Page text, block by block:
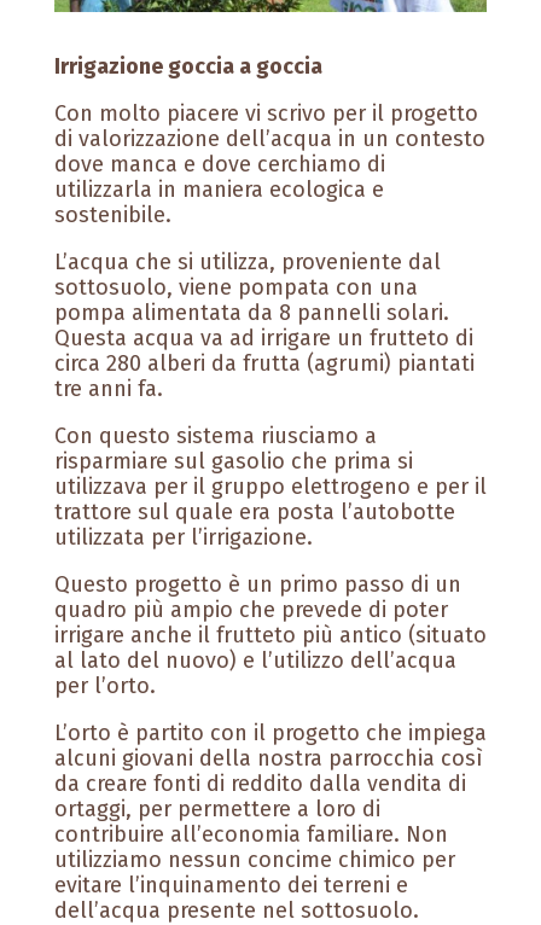
Irrigazione goccia a goccia
Con molto piacere vi scrivo per il progetto
di valorizzazione dell’acqua in un contesto
dove manca e dove cerchiamo di
utilizzarla in maniera ecologica e
sostenibile.
L’acqua che si utilizza, proveniente dal
sottosuolo, viene pompata con una
pompa alimentata da 8 pannelli solari.
Questa acqua va ad irrigare un frutteto di
circa 280 alberi da frutta (agrumi) piantati
tre anni fa.
Con questo sistema riusciamo a
risparmiare sul gasolio che prima si
utilizzava per il gruppo elettrogeno e per il
trattore sul quale era posta l’autobotte
utilizzata per l’irrigazione.
Questo progetto è un primo passo di un
quadro più ampio che prevede di poter
irrigare anche il frutteto più antico (situato
al lato del nuovo) e l’utilizzo dell’acqua
per l’orto.
L’orto è partito con il progetto che impiega
alcuni giovani della nostra parrocchia così
da creare fonti di reddito dalla vendita di
ortaggi, per permettere a loro di
contribuire all’economia familiare. Non
utilizziamo nessun concime chimico per
evitare l’inquinamento dei terreni e
dell’acqua presente nel sottosuolo.